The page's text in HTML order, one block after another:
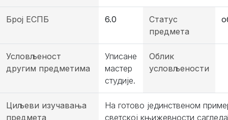
Број ЕСПБ 6.0
Статус
предмета
Условљеност
другим предметима
Уписане
мастер
студије.
Облик
условљености
Циљеви изучавања
предмета
На готово јединственом
светској књижевности